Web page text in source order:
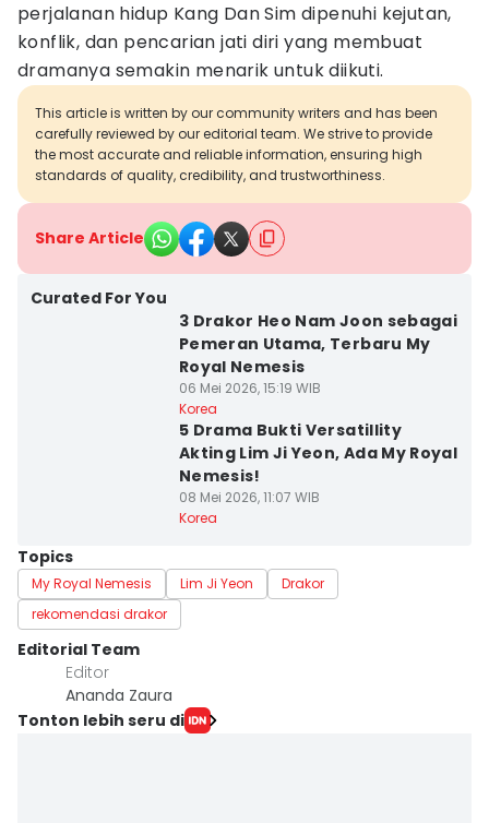
perjalanan hidup Kang Dan Sim dipenuhi kejutan,
konflik, dan pencarian jati diri yang membuat
dramanya semakin menarik untuk diikuti.
This article is written by our community writers and has been
carefully reviewed by our editorial team. We strive to provide
the most accurate and reliable information, ensuring high
standards of quality, credibility, and trustworthiness.
Share Article
Curated For You
3 Drakor Heo Nam Joon sebagai
Pemeran Utama, Terbaru My
Royal Nemesis
06 Mei 2026, 15:19 WIB
Korea
5 Drama Bukti Versatillity
Akting Lim Ji Yeon, Ada My Royal
Nemesis!
08 Mei 2026, 11:07 WIB
Korea
Topics
My Royal Nemesis Lim Ji Yeon
Drakor
rekomendasi drakor
Editorial Team
Editor
Ananda Zaura
Tonton lebih seru di